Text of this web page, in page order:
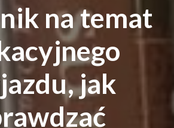
na temat
jak